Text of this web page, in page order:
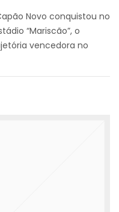
Novo conquistou no
“Mariscão”, o
vencedora no